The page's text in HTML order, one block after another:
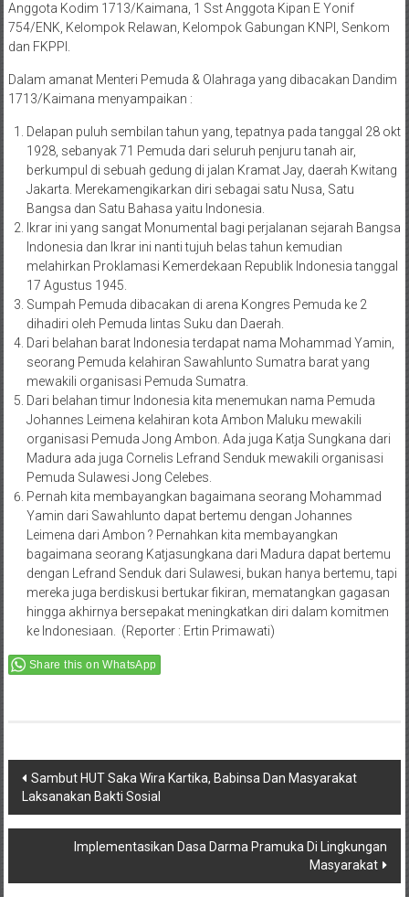
Anggota Kodim 1713/Kaimana, 1 Sst Anggota Kipan E Yonif
754/ENK, Kelompok Relawan, Kelompok Gabungan KNPI, Senkom
dan FKPPI.
Dalam amanat Menteri Pemuda & Olahraga yang dibacakan Dandim
1713/Kaimana menyampaikan :
Delapan puluh sembilan tahun yang, tepatnya pada tanggal 28 okt
1928, sebanyak 71 Pemuda dari seluruh penjuru tanah air,
berkumpul di sebuah gedung di jalan Kramat Jay, daerah Kwitang
Jakarta. Merekamengikarkan diri sebagai satu Nusa, Satu
Bangsa dan Satu Bahasa yaitu Indonesia.
Ikrar ini yang sangat Monumental bagi perjalanan sejarah Bangsa
Indonesia dan Ikrar ini nanti tujuh belas tahun kemudian
melahirkan Proklamasi Kemerdekaan Republik Indonesia tanggal
17 Agustus 1945.
Sumpah Pemuda dibacakan di arena Kongres Pemuda ke 2
dihadiri oleh Pemuda lintas Suku dan Daerah.
Dari belahan barat Indonesia terdapat nama Mohammad Yamin,
seorang Pemuda kelahiran Sawahlunto Sumatra barat yang
mewakili organisasi Pemuda Sumatra.
Dari belahan timur Indonesia kita menemukan nama Pemuda
Johannes Leimena kelahiran kota Ambon Maluku mewakili
organisasi Pemuda Jong Ambon. Ada juga Katja Sungkana dari
Madura ada juga Cornelis Lefrand Senduk mewakili organisasi
Pemuda Sulawesi Jong Celebes.
Pernah kita membayangkan bagaimana seorang Mohammad
Yamin dari Sawahlunto dapat bertemu dengan Johannes
Leimena dari Ambon ? Pernahkan kita membayangkan
bagaimana seorang Katjasungkana dari Madura dapat bertemu
dengan Lefrand Senduk dari Sulawesi, bukan hanya bertemu, tapi
mereka juga berdiskusi bertukar fikiran, mematangkan gagasan
hingga akhirnya bersepakat meningkatkan diri dalam komitmen
ke Indonesiaan. (Reporter : Ertin Primawati)
Share this on WhatsApp
Post
navigation
Sambut HUT Saka Wira Kartika, Babinsa Dan Masyarakat
Laksanakan Bakti Sosial
Implementasikan Dasa Darma Pramuka Di Lingkungan
Masyarakat